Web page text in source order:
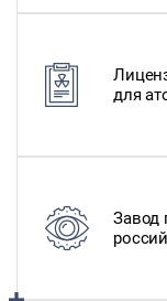
для
Завод